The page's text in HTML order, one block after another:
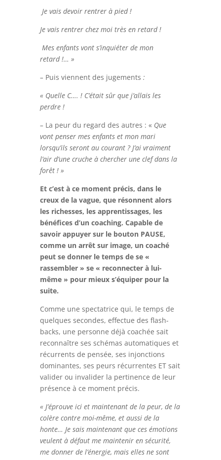
Je vais devoir rentrer à pied !
Je vais rentrer chez moi très en retard !
Mes enfants vont s’inquiéter de mon
retard !… »
– Puis viennent des jugements :
« Quelle C…. ! C’était sûr que j’allais les
perdre !
– La peur du regard des autres : «Que
vont penser mes enfants et mon mari
lorsqu’ils seront au courant ? J’ai vraiment
l’air d’une cruche à chercher une clef dans la
forêt ! »
Et c’est à ce moment précis, dans le
creux de la vague, que résonnent alors
les richesses, les apprentissages, les
bénéfices d’un coaching. Capable de
savoir appuyer sur le bouton PAUSE,
comme un arrêt sur image, un coaché
peut se donner le temps de se «
rassembler » se « reconnecter à lui-
même » pour mieux s’équiper pour la
suite.
Comme une spectatrice qui, le temps de
quelques secondes, effectue des flash-
backs, une personne déjà coachée sait
reconnaître ses schémas automatiques et
récurrents de pensée, ses injonctions
dominantes, ses peurs récurrentes ET sait
valider ou invalider la pertinence de leur
présence à ce moment précis.
« J’éprouve ici et maintenant de la peur, de la
colère contre moi-même, et aussi de la
honte… Je sais maintenant que ces émotions
veulent à défaut me maintenir en sécurité,
me donner de l’énergie, mais elles ne sont